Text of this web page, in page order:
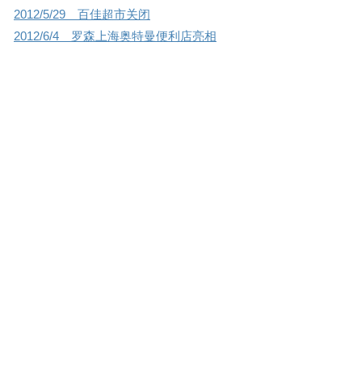
2012/5/29 百佳超市关闭
2012/6/4 罗森上海奥特曼便利店亮相